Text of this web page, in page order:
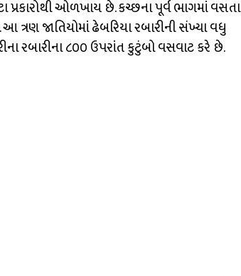
પ્રકારોથી ઓળખાય છે. કચ્છના પૂર્વ ભાગમાં વસતા
આ ત્રણ જાતિયોમાં ઢેબરિયા રબારીની સંખ્યા વધુ
રબારીના ૮૦૦ ઉપરાંત કુટુંબો વસવાટ કરે છે.